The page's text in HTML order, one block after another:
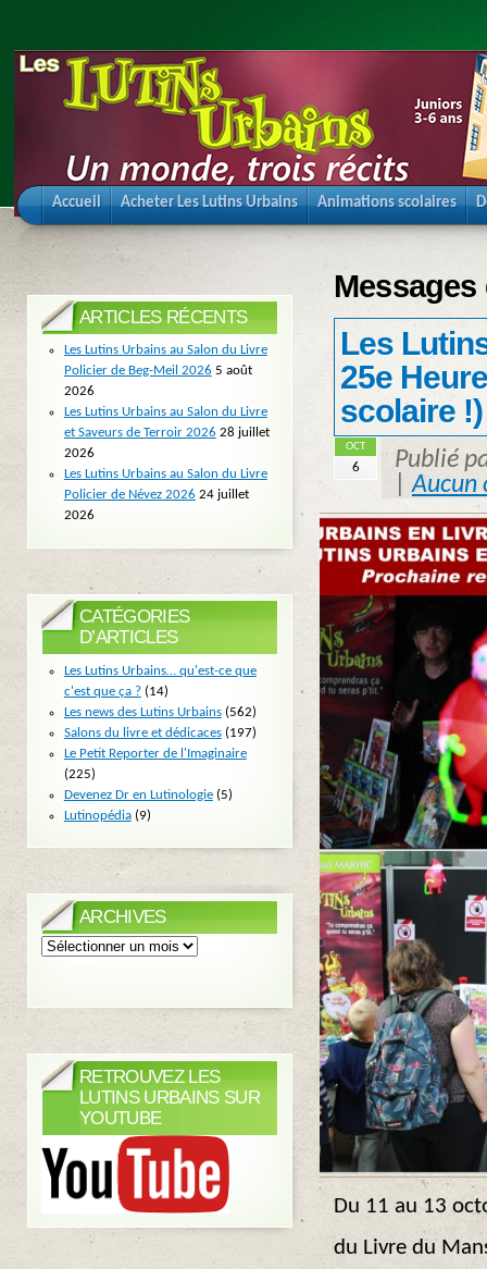
Accueil Acheter Les Lutins Urbains Animations scolaires
Les
25e
scolaire !)
OCT
6
Publié
|Aucun
Du 11 au 13
du Livre du
ARTICLES RÉCENTS
Les Lutins Urbains au Salon du Livre
Policier de Beg-Meil 2026 5 août
2026
Les Lutins Urbains au Salon du Livre
et Saveurs de Terroir 2026 28 juillet
2026
Les Lutins Urbains au Salon du Livre
Policier de Névez 2026 24 juillet
2026
CATÉGORIES
D’ARTICLES
Les Lutins Urbains… qu'est-ce que
c'est que ça ?(14)
Les news des Lutins Urbains(562)
Salons du livre et dédicaces(197)
Le Petit Reporter de l'Imaginaire
(225)
Devenez Dr en Lutinologie(5)
Lutinopédia(9)
ARCHIVES
Archives
RETROUVEZ LES
LUTINS URBAINS SUR
YOUTUBE